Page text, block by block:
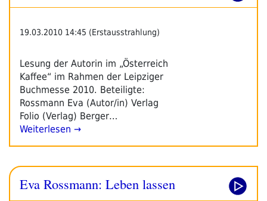
19.03.2010 14:45 (Erstausstrahlung)
Lesung der Autorin im „Österreich
Kaffee“ im Rahmen der Leipziger
Buchmesse 2010. Beteiligte:
Rossmann Eva (Autor/in) Verlag
Folio (Verlag) Berger…
Weiterlesen →
Eva Rossmann: Leben lassen